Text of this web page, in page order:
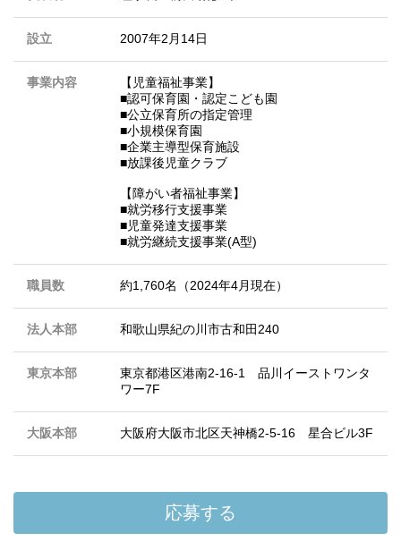
設立 2007年2月14日
事業内容
【児童福祉事業】
■認可保育園・認定こども園
■公立保育所の指定管理
■小規模保育園
■企業主導型保育施設
■放課後児童クラブ
【障がい者福祉事業】
■就労移行支援事業
■児童発達支援事業
■就労継続支援事業(A型)
職員数 約1,760名（2024年4月現在）
法人本部 和歌山県紀の川市古和田240
東京本部
東京都港区港南2-16-1 品川イーストワンタ
ワー7F
大阪本部 大阪府大阪市北区天神橋2-5-16 星合ビル3F
応募する